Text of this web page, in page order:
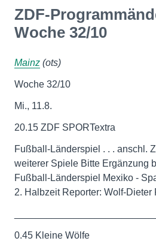
ZDF-
Woche 32/10
Mainz (ots)
Woche 32/10
Mi., 11.8.
20.15 ZDF SPORTextra
Fußball-Länderspiel . . . anschl.
weiterer Spiele Bitte Ergänzung
Fußball-Länderspiel Mexiko -
2. Halbzeit Reporter: Wolf-Dieter
0.45 Kleine Wölfe